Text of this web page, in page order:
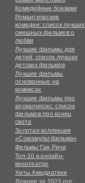
Комедийные боевики
Романтические
комедии: список лучших
смешных фильмов о
любви
Лучшие фильмы для
детей: список лучших
детских фильмов
Лучшие фильмы,
основанные на
комиксах
Лучшие фильмы про
апокалипсис: список
фильмов про конец
света
Золотая коллекция
«Союзмультфильма»
Фильмы Гая Ричи
Топ-10 в онлайн-
кинотеатре
Хиты Амедиатеки
Лучшее за 2023 год: